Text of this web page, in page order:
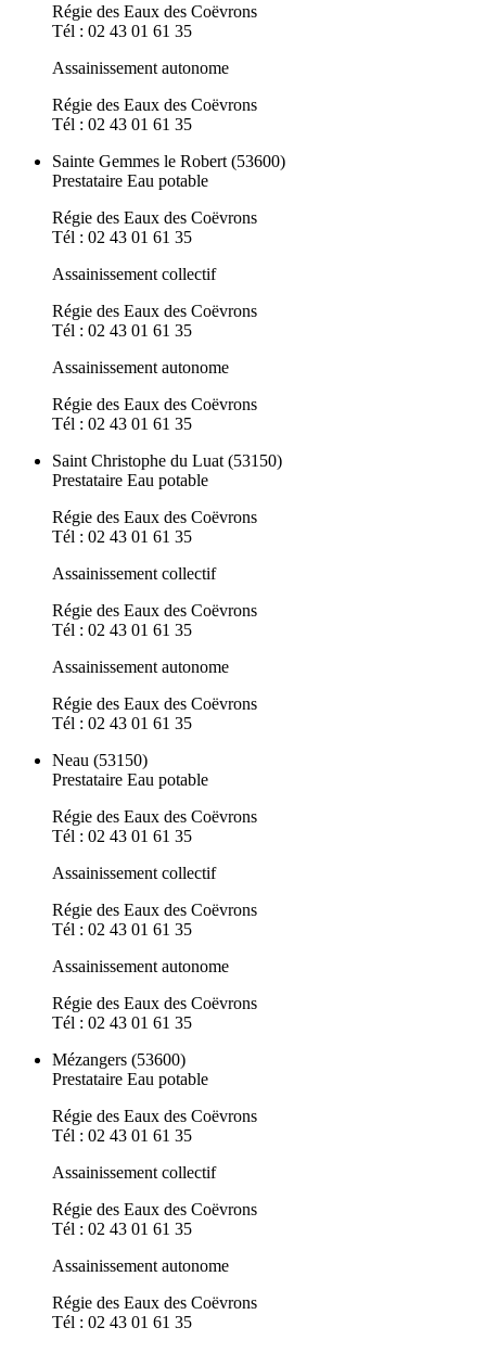
Régie des Eaux des Coëvrons
Tél : 02 43 01 61 35
Assainissement autonome
Régie des Eaux des Coëvrons
Tél : 02 43 01 61 35
Sainte Gemmes le Robert (53600)
Prestataire Eau potable
Régie des Eaux des Coëvrons
Tél : 02 43 01 61 35
Assainissement collectif
Régie des Eaux des Coëvrons
Tél : 02 43 01 61 35
Assainissement autonome
Régie des Eaux des Coëvrons
Tél : 02 43 01 61 35
Saint Christophe du Luat (53150)
Prestataire Eau potable
Régie des Eaux des Coëvrons
Tél : 02 43 01 61 35
Assainissement collectif
Régie des Eaux des Coëvrons
Tél : 02 43 01 61 35
Assainissement autonome
Régie des Eaux des Coëvrons
Tél : 02 43 01 61 35
Neau (53150)
Prestataire Eau potable
Régie des Eaux des Coëvrons
Tél : 02 43 01 61 35
Assainissement collectif
Régie des Eaux des Coëvrons
Tél : 02 43 01 61 35
Assainissement autonome
Régie des Eaux des Coëvrons
Tél : 02 43 01 61 35
Mézangers (53600)
Prestataire Eau potable
Régie des Eaux des Coëvrons
Tél : 02 43 01 61 35
Assainissement collectif
Régie des Eaux des Coëvrons
Tél : 02 43 01 61 35
Assainissement autonome
Régie des Eaux des Coëvrons
Tél : 02 43 01 61 35